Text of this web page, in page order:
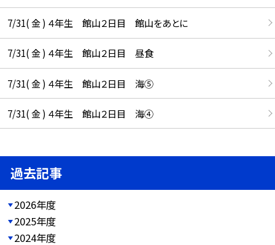
7/31( 金 ) ４年生 館山２日目 館山をあとに
7/31( 金 ) ４年生 館山２日目 昼食
7/31( 金 ) ４年生 館山２日目 海⑤
7/31( 金 ) ４年生 館山２日目 海④
過去記事
2026年度
2025年度
2024年度